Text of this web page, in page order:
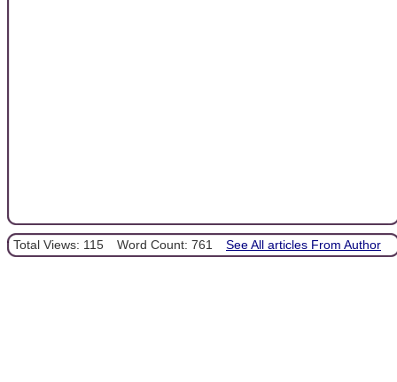
Total Views: 115 Word Count: 761 See All articles From Author